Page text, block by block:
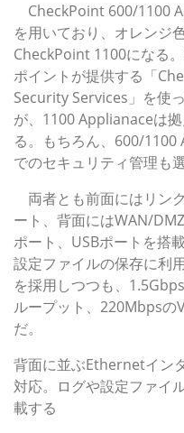
CheckPoint 600/1100
を用いており、オレンジ
CheckPoint 1100になる
ポイントが提供する「
Security Services」を使
が、1100 Applianaceは
る。もちろん、600/
でのセキュリティ管理も
両者とも前面にはリン
ート、背面にはWAN/
ポート、USBポートを搭
設定ファイルの保存に利
を採用しつつも、
ループット、220Mbpsの
だ。
背面に並ぶEthernetイン
対応。ログや設定ファイ
載する